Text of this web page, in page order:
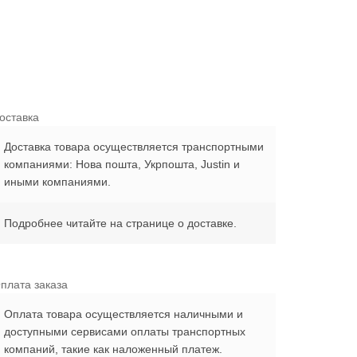
Доставка товара осуществляется транспортными
компаниями: Нова пошта, Укрпошта, Justin и
иными компаниями.
Подробнее читайте на странице о доставке.
заказа
Оплата товара осуществляется наличными и
доступными сервисами оплаты транспортных
компаний, такие как наложенный платеж.